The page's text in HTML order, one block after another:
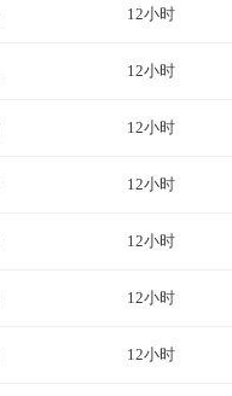
12小时
12小时
12小时
12小时
12小时
12小时
12小时